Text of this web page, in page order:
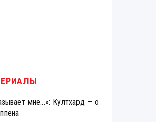
мне...»: Култхард — о